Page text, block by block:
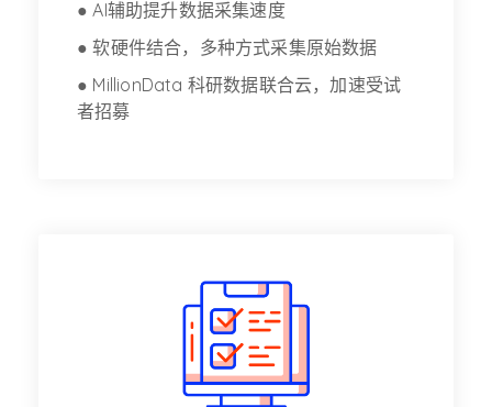
● AI辅助提升数据采集速度
● 软硬件结合，多种方式采集原始数据
● MillionData 科研数据联合云，加速受试
者招募